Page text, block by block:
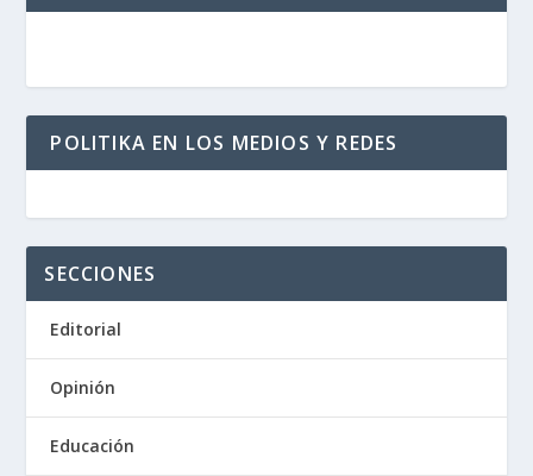
POLITIKA EN LOS MEDIOS Y REDES
SECCIONES
Editorial
Opinión
Educación